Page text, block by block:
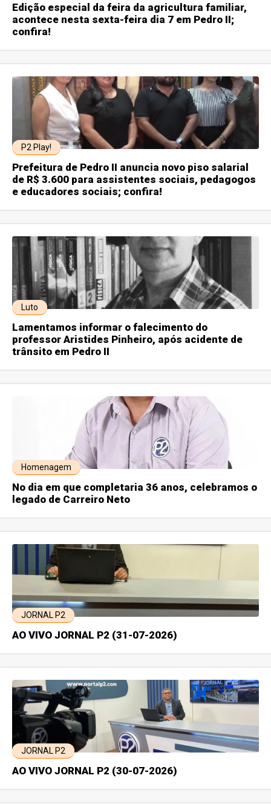
Edição especial da feira da agricultura familiar,
acontece nesta sexta-feira dia 7 em Pedro II;
confira!
P2 Play!
Prefeitura de Pedro II anuncia novo piso salarial
de R$ 3.600 para assistentes sociais, pedagogos
e educadores sociais; confira!
Luto
Lamentamos informar o falecimento do
professor Aristides Pinheiro, após acidente de
trânsito em Pedro II
Homenagem
No dia em que completaria 36 anos, celebramos o
legado de Carreiro Neto
JORNAL P2
AO VIVO JORNAL P2 (31-07-2026)
JORNAL P2
AO VIVO JORNAL P2 (30-07-2026)